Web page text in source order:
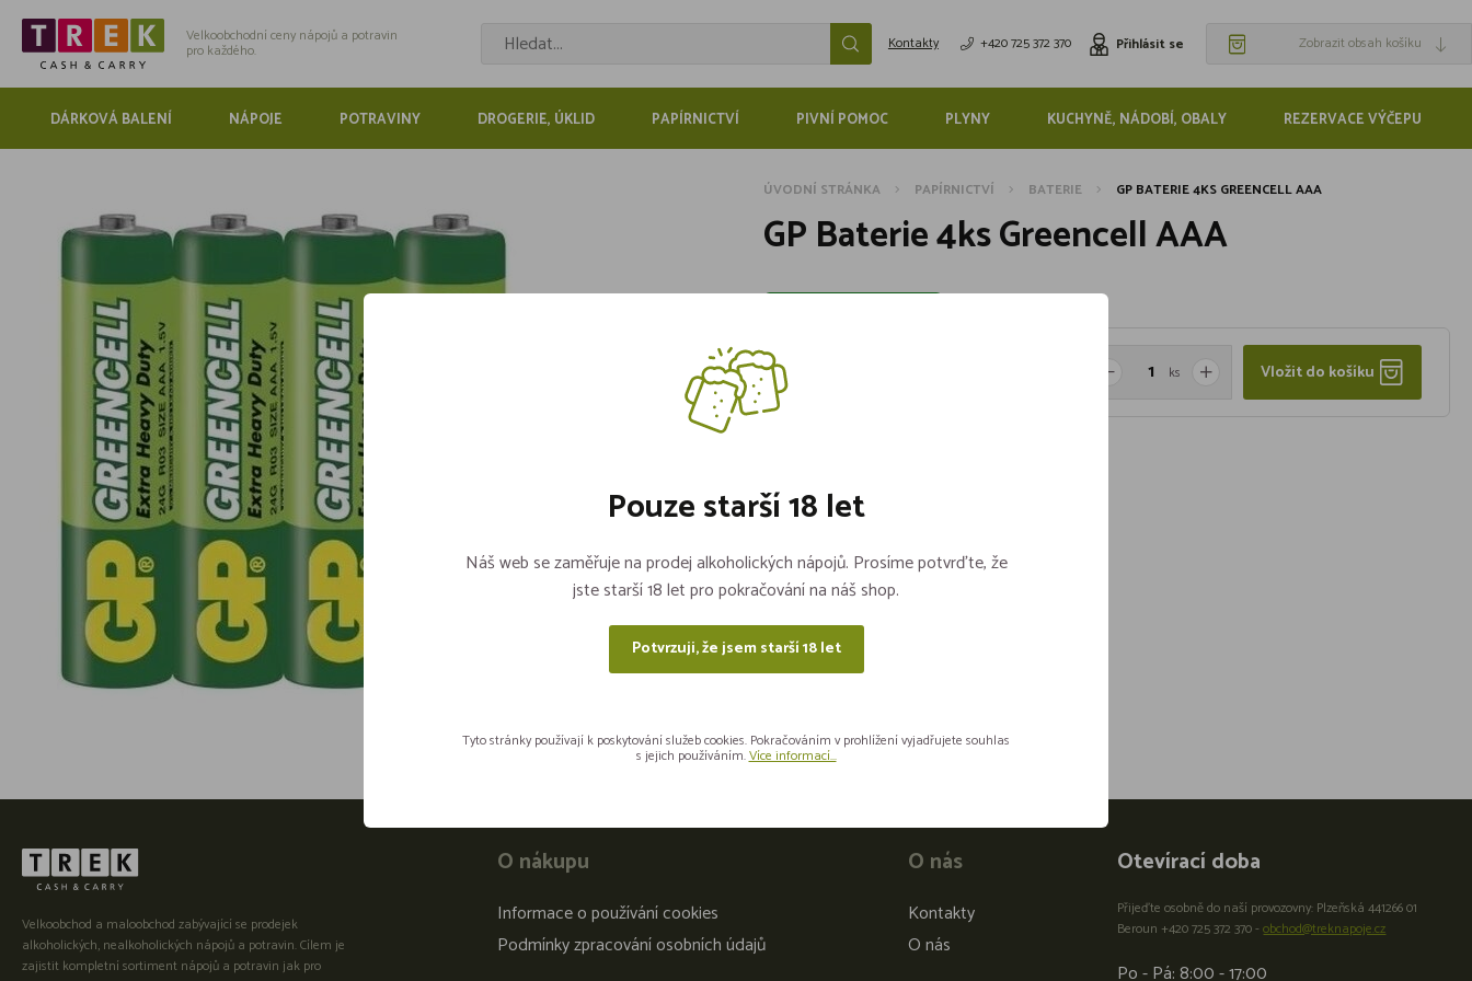
Velkoobchodní ceny nápojů a potravin
pro každého. Kontakty +420 725 372 370 Přihlásit se Zobrazit obsah košíku
DÁRKOVÁ BALENÍ NÁPOJE POTRAVINY DROGERIE, ÚKLID PAPÍRNICTVÍ PIVNÍ POMOC PLYNY KUCHYNĚ, NÁDOBÍ, OBALY REZERVACE VÝČEPU
ÚVODNÍ STRÁNKA PAPÍRNICTVÍ BATERIE GP BATERIE 4KS GREENCELL AAA
GP Baterie 4ks Greencell AAA
24,90 ks Vložit do košíku
Sdílejte na sítích
Velkoobchod a maloobchod zabývající se prodejek
alkoholických, nealkoholických nápojů a potravin. Cílem je
zajistit kompletní sortiment nápojů a potravin jak pro
O nákupu
Informace o používání cookies
Podmínky zpracování osobních údajů
O nás
Kontakty
O nás
Otevírací doba
Přijeďte osobně do naší provozovny: Plzeňská 441266 01
Beroun +420 725 372 370 -obchod@treknapoje.cz
Po - Pá: 8:00 - 17:00
Pouze starší 18 let
Náš web se zaměřuje na prodej alkoholických nápojů. Prosíme potvrďte, že
jste starší 18 let pro pokračování na náš shop.
Potvrzuji, že jsem starší 18 let
Tyto stránky používají k poskytování služeb cookies. Pokračováním v prohlížení vyjadřujete souhlas
s jejich používáním.Více informací...